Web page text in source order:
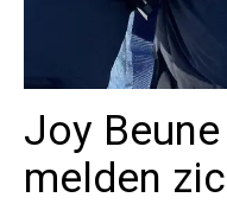
Joy
melden